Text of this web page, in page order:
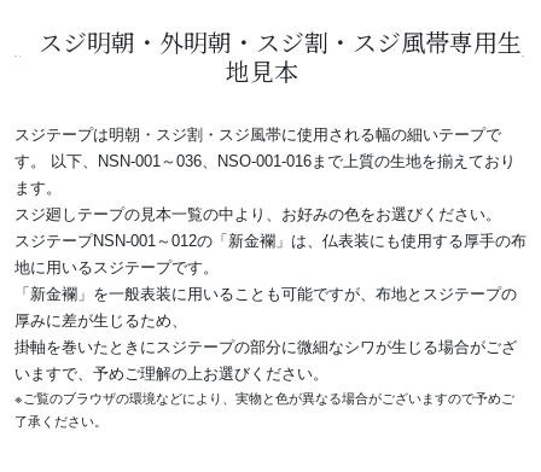
スジ明朝・外明朝・スジ割・スジ風帯専用生
地見本
スジテープは明朝・スジ割・スジ風帯に使用される幅の細いテープで
す。 以下、NSN-001～036、NSO-001-016まで上質の生地を揃えており
ます。
スジ廻しテープの見本一覧の中より、お好みの色をお選びください。
スジテープNSN-001～012の「新金襴」は、仏表装にも使用する厚手の布
地に用いるスジテープです。
「新金襴」を一般表装に用いることも可能ですが、布地とスジテープの
厚みに差が生じるため、
掛軸を巻いたときにスジテープの部分に微細なシワが生じる場合がござ
いますで、予めご理解の上お選びください。
※ご覧のブラウザの環境などにより、実物と色が異なる場合がございますので予めご
了承ください。